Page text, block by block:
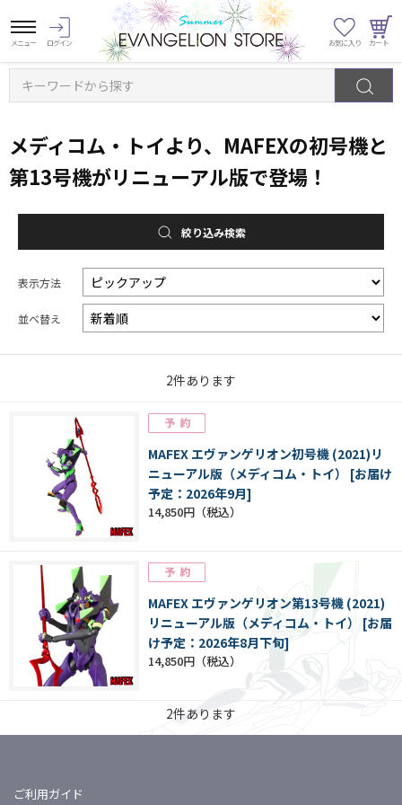
キーワードから探す
メディコム・トイより、MAFEXの初号機と
第13号機がリニューアル版で登場！
絞り込み検索
表示方法
並べ替え
2件あります
MAFEX エヴァンゲリオン初号機 (2021)リ
ニューアル版（メディコム・トイ） [お届け
予定：2026年9月]
14,850円
MAFEX エヴァンゲリオン第13号機 (2021)
リニューアル版（メディコム・トイ） [お届
け予定：2026年8月下旬]
14,850円
2件あります
ご利用ガイド